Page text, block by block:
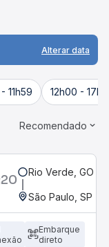
Alterar data
11h59 12h00 -
Recomendado
Rio Verde, GO -
São Paulo, SP -
Embarque
direto